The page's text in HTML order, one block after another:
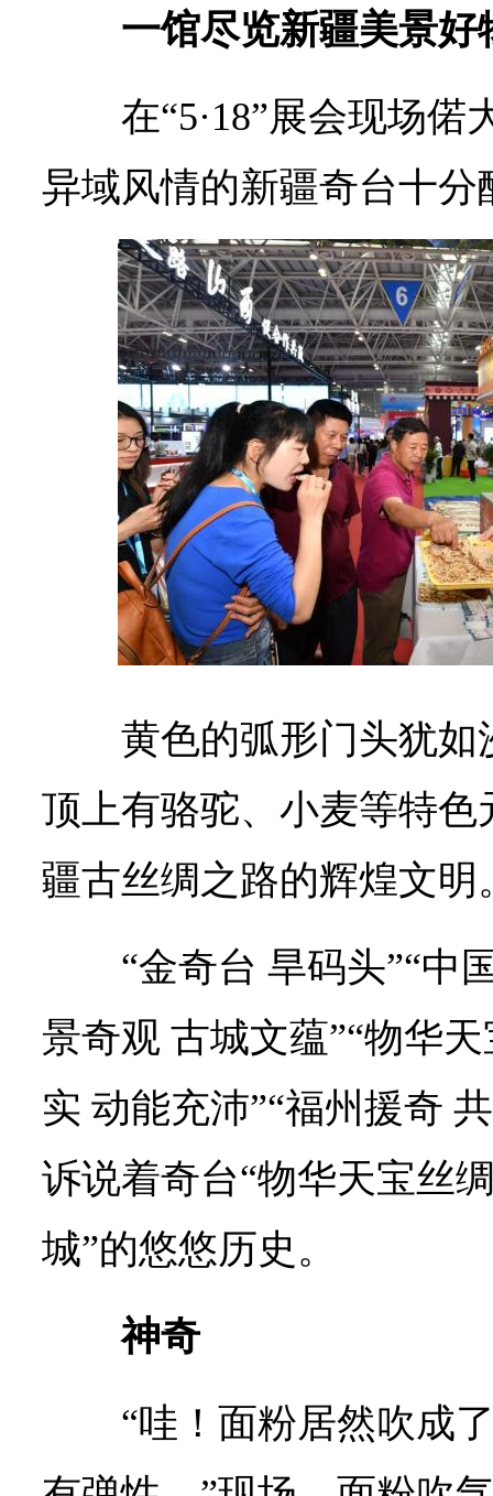
一馆尽览新疆美景好
在“5·18”展会现场
异域风情的新疆奇台十分
黄色的弧形门头犹
顶上有骆驼、小麦等特
疆古丝绸之路的辉煌文明
“金奇台 旱码头”“中
景奇观 古城文蕴”“物华
实 动能充沛”“福州援奇
诉说着奇台“物华天宝丝
城”的悠悠历史。
神奇
“哇！面粉居然吹成